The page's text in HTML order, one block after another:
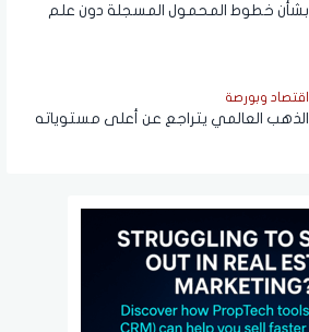
بشأن خطوط المحمول المسجلة دون علم
اقتصاد وبورصة
الذهب العالمي يتراجع عن أعلى مستوياته